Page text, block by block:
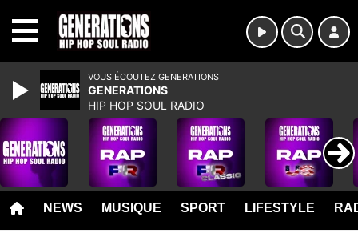
NEWS MUSIQUE SPORT LIFESTYLE
VOUS ÉCOUTEZ GENERATIONS
GENERATIONS
HIP HOP SOUL RADIO